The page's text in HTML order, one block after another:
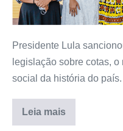
Presidente Lula
legislação sobre cotas,
social da história do país.
Leia mais